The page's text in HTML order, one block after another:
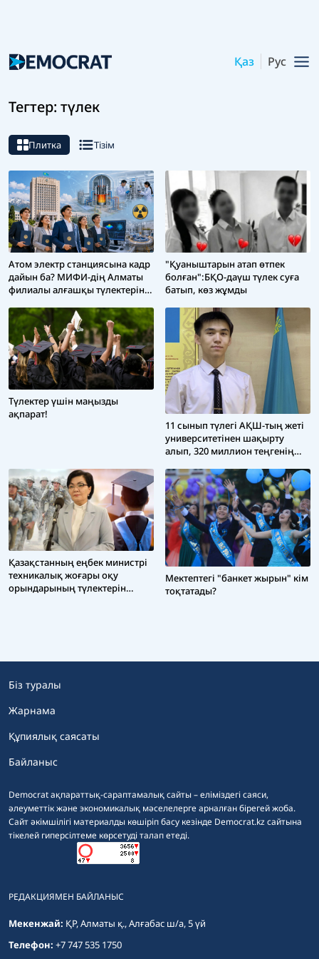
Қаз Рус
Тегтер: түлек
Плитка Тізім
Атом электр станциясына кадр
дайын ба? МИФИ-дің Алматы
филиалы алғашқы түлектерін
"Қуаныштарын атап өтпек
болған":БҚО-даүш түлек суға
батып, көз жұмды
Түлектер үшін маңызды
ақпарат!
11 сынып түлегі АҚШ-тың жеті
университетінен шақырту
алып, 320 миллион теңгенің
Қазақстанның еңбек министрі
техникалық жоғары оқу
орындарының түлектерін
Мектептегі "банкет жырын" кім
тоқтатады?
Democrat ақпараттық-сараптамалық сайты – еліміздегі саяси,
әлеуметтік және экономикалық мәселелерге арналған бірегей жоба.
Сайт әкімшілігі материалды көшіріп басу кезінде Democrat.kz сайтына
тікелей гиперсілтеме көрсетуді талап етеді.
Біз туралы
Жарнама
Құпиялық саясаты
Байланыс
РЕДАКЦИЯМЕН БАЙЛАНЫС
Мекенжай: ҚР, Алматы қ., Алғабас ш/а, 5 үй
Телефон: +7 747 535 1750